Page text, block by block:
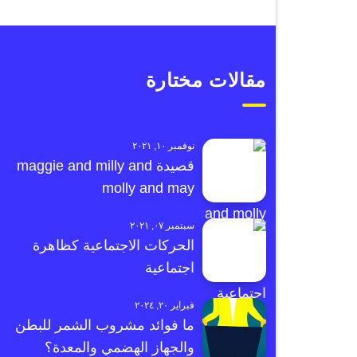
مقالات مختارة
نوفمبر ١٠, ٢٠٢١
قصيدة maggie and milly and
molly and may
سبتمبر ٠٧, ٢٠٢١
الحركات الاجتماعية كظاهرة
اجتماعية
فبراير ٢٠, ٢٠٢٤
ما فوائد مشروب الشمر للبطن
والجهاز الهضمي والمعدة؟